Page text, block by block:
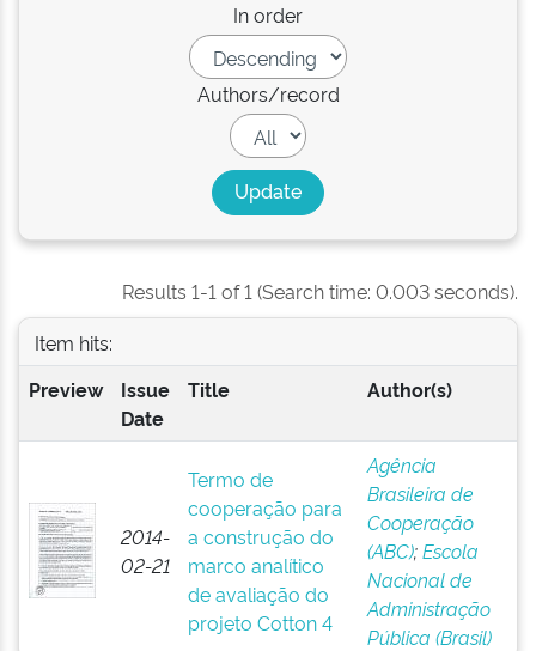
In order
Authors/record
Results 1-1 of 1 (Search time: 0.003 seconds).
Item hits:
Preview
Issue
Date
Title Author(s)
2014-
02-21
Termo de
cooperação para
a construção do
marco analítico
de avaliação do
projeto Cotton 4
Agência
Brasileira de
Cooperação
(ABC);Escola
Nacional de
Administração
Pública (Brasil)